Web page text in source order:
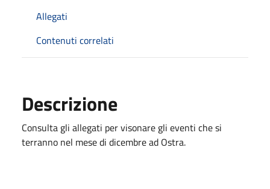
Allegati
Contenuti correlati
Descrizione
Consulta gli allegati per visonare gli eventi che si
terranno nel mese di dicembre ad Ostra.